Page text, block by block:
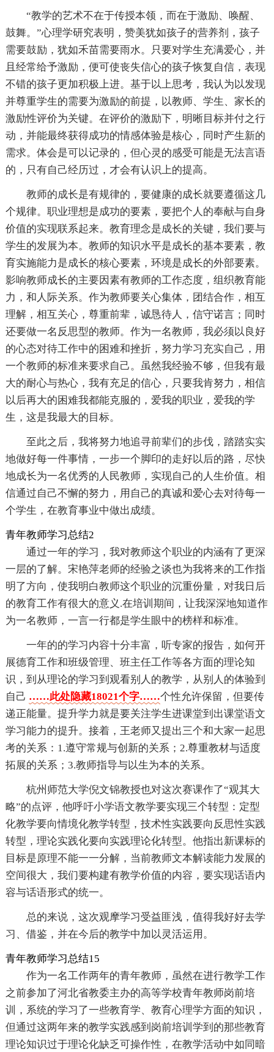
“教学的艺术不在于传授本领，而在于激励、唤醒、
鼓舞。”心理学研究表明，赞美犹如孩子的营养剂，孩子
需要鼓励，犹如禾苗需要雨水。只要对学生充满爱心，并
且经常给予激励，便可使丧失信心的孩子恢复自信，表现
不错的孩子更加积极上进。基于以上思考，我认为以发现
并尊重学生的需要为激励的前提，以教师、学生、家长的
激励性评价为关键。在评价的激励下，明晰目标并付之行
动，并能最终获得成功的情感体验是核心，同时产生新的
需求。体会是可以记录的，但心灵的感受可能是无法言语
的，只有自己经历过，才会有认识上的提高。
教师的成长是有规律的，要健康的成长就要遵循这几
个规律。职业理想是成功的要素，要把个人的奉献与自身
价值的实现联系起来。教育理念是成长的关键，我们要与
学生的发展为本。教师的知识水平是成长的基本要素，教
育实施能力是成长的核心要素，环境是成长的外部要素。
影响教师成长的主要因素有教师的工作态度，组织教育能
力，和人际关系。作为教师要关心集体，团结合作，相互
理解，相互关心，尊重前辈，诚恳待人，信守诺言；同时
还要做一名反思型的教师。作为一名教师，我必须以良好
的心态对待工作中的困难和挫折，努力学习充实自己，用
一个教师的标准来要求自己。虽然我经验不够，但我有最
大的耐心与热心，我有充足的信心，只要我肯努力，相信
以后再大的困难我都能克服的，爱我的职业，爱我的学
生，这是我最大的目标。
至此之后，我将努力地追寻前辈们的步伐，踏踏实实
地做好每一件事情，一步一个脚印的走好以后的路，尽快
地成长为一名优秀的人民教师，实现自己的人生价值。相
信通过自己不懈的努力，用自己的真诚和爱心去对待每一
个学生，在教育事业中做出成绩。
青年教师学习总结2
通过一年的学习，我对教师这个职业的内涵有了更深
一层的了解。宋艳萍老师的经验之谈也为我将来的工作指
明了方向，使我明白教师这个职业的沉重份量，对我日后
的教育工作有很大的意义.在培训期间，让我深深地知道作
为一名教师，一言一行都是学生眼中的榜样和标准。
一年的的学习内容十分丰富，听专家的报告，如何开
展德育工作和班级管理、班主任工作等各方面的理论知
识，到从理论的学习到观看别人的教学，从别人的体验到
自己 ……此处隐藏18021个字……个性允许保留，但要传
递正能量。提升学力就是要关注学生进课堂到出课堂语文
学习能力的提升。接着，王老师又提出三个和大家一起思
考的关系：1.遵守常规与创新的关系；2.尊重教材与适度
拓展的关系；3.教师指导与以生为本的关系。
杭州师范大学倪文锦教授也对这次赛课作了“观其大
略”的点评，他呼吁小学语文教学要实现三个转型：定型
化教学要向情境化教学转型，技术性实践要向反思性实践
转型，理论实践化要向实践理论化转型。他指出新课标的
目标是原理不能一一分解，当前教师文本解读能力发展的
空间很大，我们要构建有教学价值的内容，要实现话语内
容与话语形式的统一。
总的来说，这次观摩学习受益匪浅，值得我好好去学
习、借鉴，并在今后的教学中加以灵活运用。
青年教师学习总结15
作为一名工作两年的青年教师，虽然在进行教学工作
之前参加了河北省教委主办的高等学校青年教师岗前培
训，系统的学习了一些教育学、教育心理学方面的知识，
但通过这两年来的教学实践感到岗前培训学到的那些教育
理论知识过于理论化缺乏可操作性，在教学活动中如同暗